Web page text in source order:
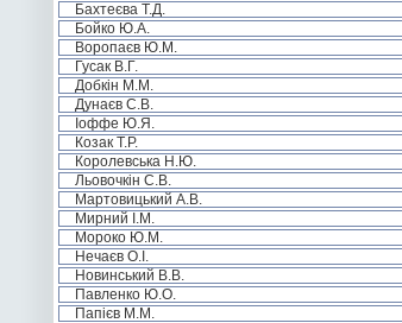
Бахтеєва Т.Д.
Бойко Ю.А.
Воропаєв Ю.М.
Гусак В.Г.
Добкін М.М.
Дунаєв С.В.
Іоффе Ю.Я.
Козак Т.Р.
Королевська Н.Ю.
Льовочкін С.В.
Мартовицький А.В.
Мирний І.М.
Мороко Ю.М.
Нечаєв О.І.
Новинський В.В.
Павленко Ю.О.
Папієв М.М.